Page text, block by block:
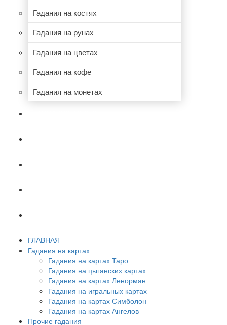
Гадания на костях
Гадания на рунах
Гадания на цветах
Гадания на кофе
Гадания на монетах
ГЛАВНАЯ
Гадания на картах
Гадания на картах Таро
Гадания на цыганских картах
Гадания на картах Ленорман
Гадания на игральных картах
Гадания на картах Симболон
Гадания на картах Ангелов
Прочие гадания